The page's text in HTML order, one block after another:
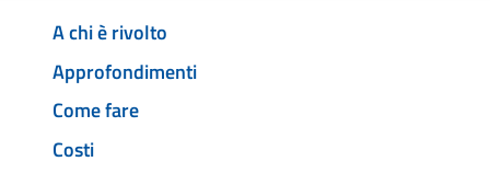
A chi è rivolto
Approfondimenti
Come fare
Costi